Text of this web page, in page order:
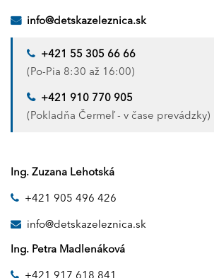
info@detskazeleznica.sk
+421 55 305 66 66
(Po-Pia 8:30 až 16:00)
+421 910 770 905
(Pokladňa Čermeľ - v čase prevádzky)
Ing. Zuzana Lehotská
+421 905 496 426
info@detskazeleznica.sk
Ing. Petra Madlenáková